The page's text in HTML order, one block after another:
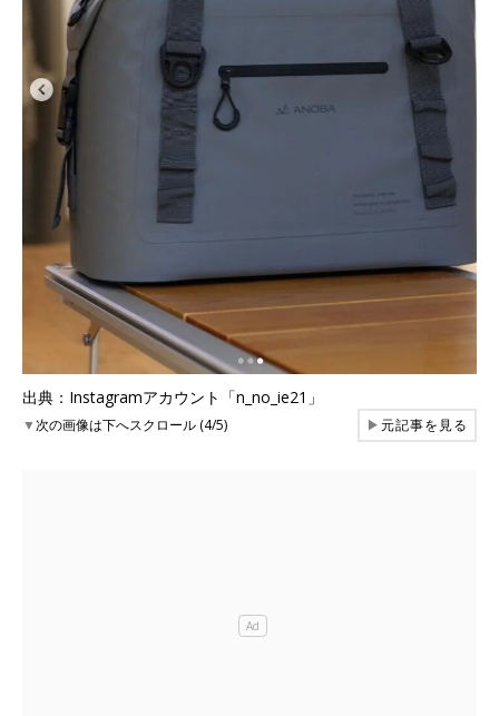
出典：Instagramアカウント「n_no_ie21」
▼次の画像は下へスクロール (4/5) ▶元記事を見る